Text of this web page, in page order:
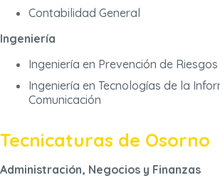
Contabilidad General
Ingeniería
Ingeniería en Prevención de
Ingeniería en Tecnologías de la
Comunicación
Tecnicaturas de Osorno
Administración, Negocios y Finanzas